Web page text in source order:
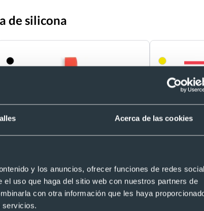
Acerca de las cookies
y los anuncios, ofrecer funciones de redes
uso que haga del sitio web con nuestros partners de
con otra información que les haya
servicios.
de silicona
seguridad
Ref. CC439
Recíbelo
Pulsera de
Ref. 885060
Recíbelo